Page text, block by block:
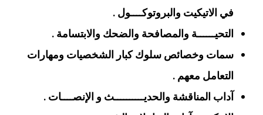
في الاتيكيت والبروتوكــــول .
التحيــــــة والمصافحة والضحك والابتسامة .
سمات وخصائص سلوك كبار الشخصيات ومهارات
التعامل معهم .
آداب المناقشة والحديــــــــــث و الإنصــــات .